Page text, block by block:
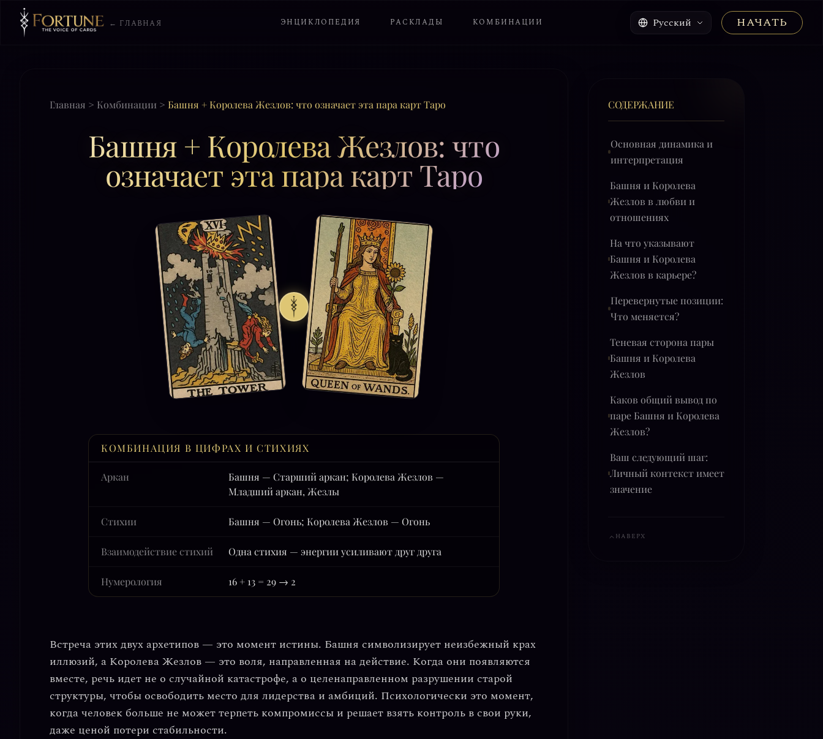
← ГЛАВНАЯ ЭНЦИКЛОПЕДИЯ РАСКЛАДЫ КОМБИНАЦИИ Русский НАЧАТЬ
Главная > Комбинации > Башня + Королева Жезлов: что означает эта пара карт Таро
Башня + Королева Жезлов: что
означает эта пара карт Таро
КОМБИНАЦИЯ В ЦИФРАХ И СТИХИЯХ
Аркан
Башня — Старший аркан; Королева Жезлов —
Младший аркан, Жезлы
Стихии Башня — Огонь; Королева Жезлов — Огонь
Взаимодействие стихий Одна стихия — энергии усиливают друг друга
Нумерология 16 + 13 = 29 → 2
Встреча этих двух архетипов — это момент истины. Башня символизирует неизбежный крах
иллюзий, а Королева Жезлов — это воля, направленная на действие. Когда они появляются
вместе, речь идет не о случайной катастрофе, а о целенаправленном разрушении старой
структуры, чтобы освободить место для лидерства и амбиций. Психологически это момент,
когда человек больше не может терпеть компромиссы и решает взять контроль в свои руки,
даже ценой потери стабильности.
СОДЕРЖАНИЕ
Основная динамика и
интерпретация
Башня и Королева
Жезлов в любви и
отношениях
На что указывают
Башня и Королева
Жезлов в карьере?
Перевернутые позиции:
Что меняется?
Теневая сторона пары
Башня и Королева
Жезлов
Каков общий вывод по
паре Башня и Королева
Жезлов?
Ваш следующий шаг:
Личный контекст имеет
значение
НАВЕРХ